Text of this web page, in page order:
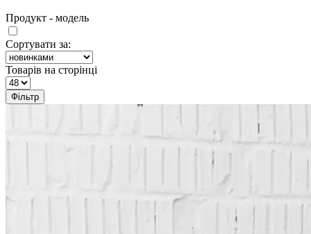
Продукт - модель
Сортувати за:
Товарів на сторінці
Фільтр